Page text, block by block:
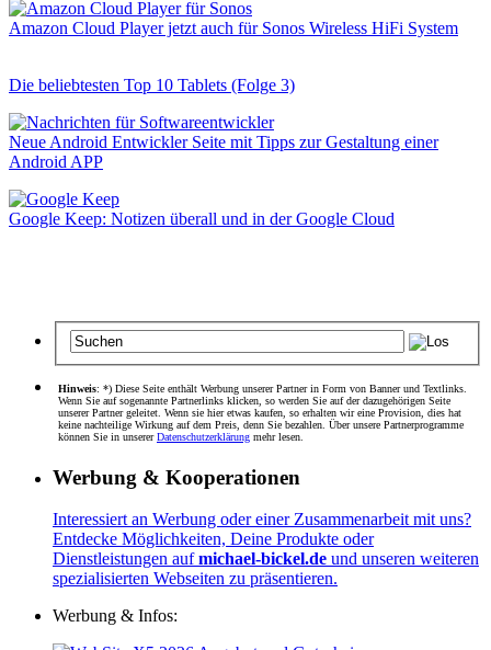
Amazon Cloud Player jetzt auch für Sonos Wireless HiFi System
Die beliebtesten Top 10 Tablets (Folge 3)
Neue Android Entwickler Seite mit Tipps zur Gestaltung einer
Android APP
Google Keep: Notizen überall und in der Google Cloud
Hinweis: *) Diese Seite enthält Werbung unserer Partner in Form von Banner und Textlinks.
Wenn Sie auf sogenannte Partnerlinks klicken, so werden Sie auf der dazugehörigen Seite
unserer Partner geleitet. Wenn sie hier etwas kaufen, so erhalten wir eine Provision, dies hat
keine nachteilige Wirkung auf dem Preis, denn Sie bezahlen. Über unsere Partnerprogramme
können Sie in unsererDatenschutzerklärung mehr lesen.
Werbung & Kooperationen
Interessiert an Werbung oder einer Zusammenarbeit mit uns?
Entdecke Möglichkeiten, Deine Produkte oder
Dienstleistungen aufmichael-bickel.de und unseren weiteren
spezialisierten Webseiten zu präsentieren.
Werbung & Infos: